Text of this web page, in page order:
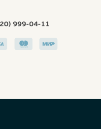
999-04-11